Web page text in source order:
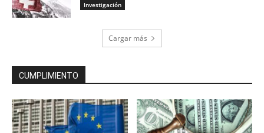
Investigación
Cargar más
CUMPLIMIENTO